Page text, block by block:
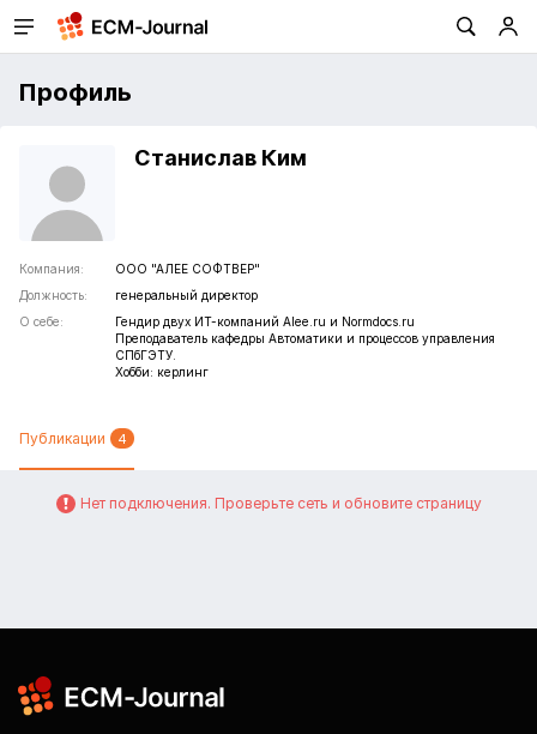
Профиль
Станислав Ким
Компания:
ООО "АЛЕЕ СОФТВЕР"
Должность:
генеральный директор
О себе:
Гендир двух ИТ-компаний Alee.ru и Normdocs.ru
Преподаватель кафедры Автоматики и процессов управления
СПбГЭТУ.
Хобби: керлинг
Публикации 4
Нет подключения. Проверьте сеть и обновите страницу